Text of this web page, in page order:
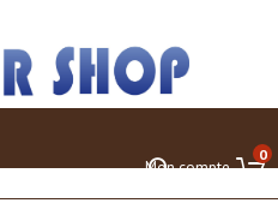
0
Mon compte